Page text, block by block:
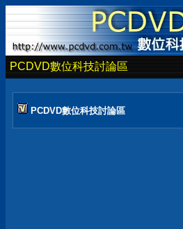
PCDVD數位科技討論區
PCDVD數位科技討論區